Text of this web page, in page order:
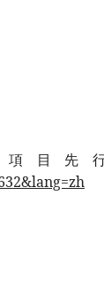
目先